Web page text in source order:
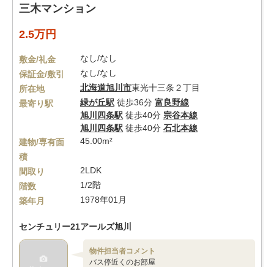
三木マンション
2.5万円
敷金/礼金
なし/なし
保証金/敷引
なし/なし
所在地
北海道旭川市東光十三条２丁目
最寄り駅
緑が丘駅 徒歩36分 富良野線
旭川四条駅 徒歩40分 宗谷本線
旭川四条駅 徒歩40分 石北本線
建物/専有面
積
45.00m²
間取り
2LDK
階数
1/2階
築年月
1978年01月
センチュリー21アールズ旭川
物件担当者コメント
バス停近くのお部屋